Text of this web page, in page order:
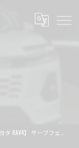
】 サーブフェイス ボディ磨き 茨城県つくば市より